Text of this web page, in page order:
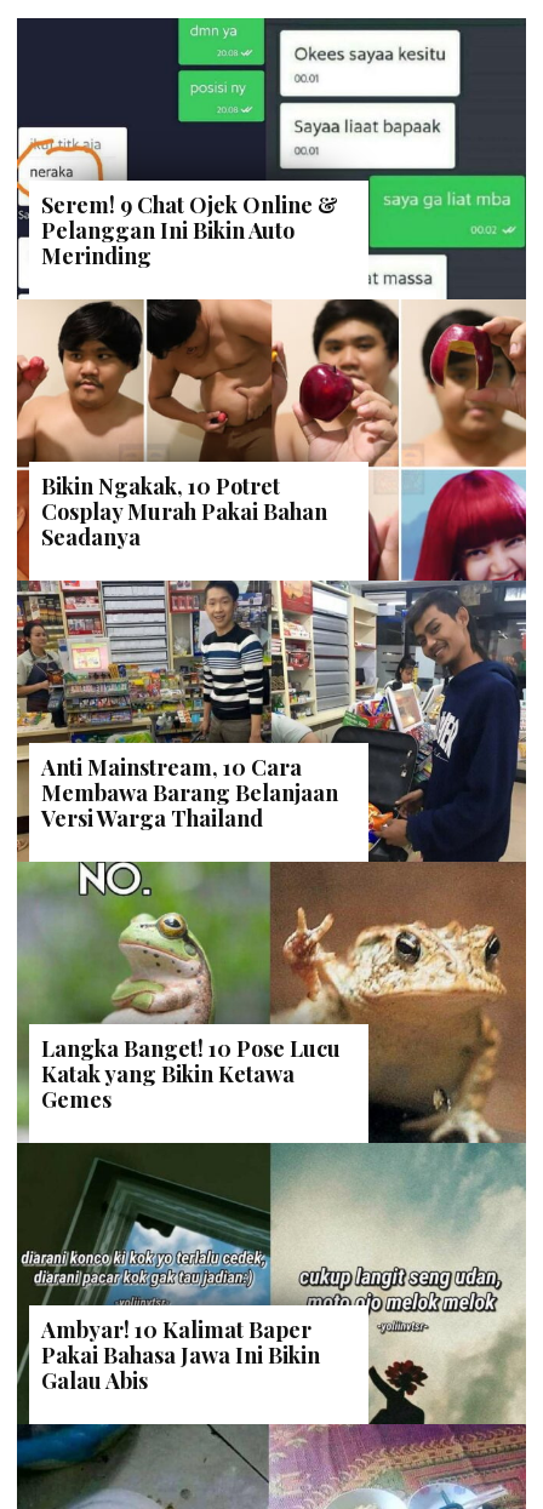
Serem! 9 Chat Ojek Online &
Pelanggan Ini Bikin Auto
Merinding
Bikin Ngakak, 10 Potret
Cosplay Murah Pakai Bahan
Seadanya
Anti Mainstream, 10 Cara
Membawa Barang Belanjaan
Versi Warga Thailand
Langka Banget! 10 Pose Lucu
Katak yang Bikin Ketawa
Gemes
Ambyar! 10 Kalimat Baper
Pakai Bahasa Jawa Ini Bikin
Galau Abis